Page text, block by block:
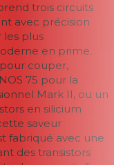
trois circuits
avec précision
les plus
en prime.
couper,
75 pour la
Mark II, ou un
en silicium
saveur
fabriqué avec une
des transistors